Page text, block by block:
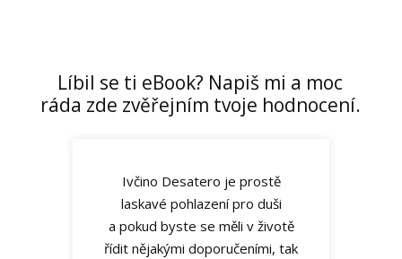
Líbil se ti eBook? Napiš mi a moc
ráda zde zvěřejním tvoje hodnocení.
Ivčino Desatero je prostě
laskavé pohlazení pro duši
a pokud byste se měli v životě
řídit nějakými doporučeními, tak